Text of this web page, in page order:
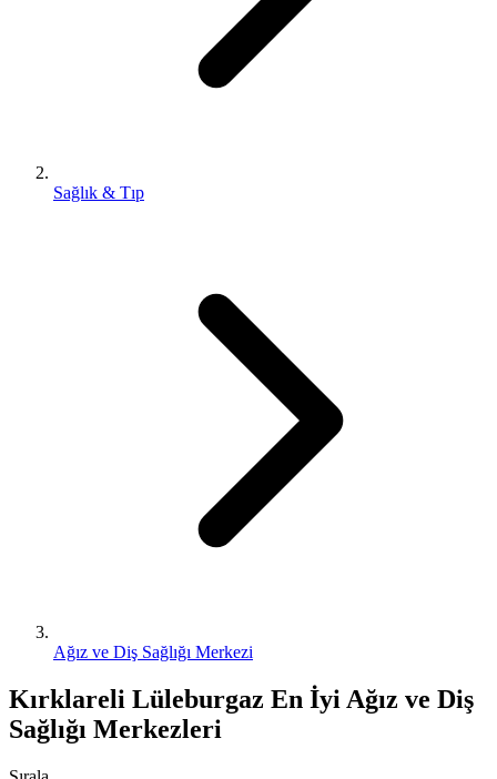
Sağlık & Tıp
Ağız ve Diş Sağlığı Merkezi
Kırklareli Lüleburgaz En İyi Ağız ve Diş
Sağlığı Merkezleri